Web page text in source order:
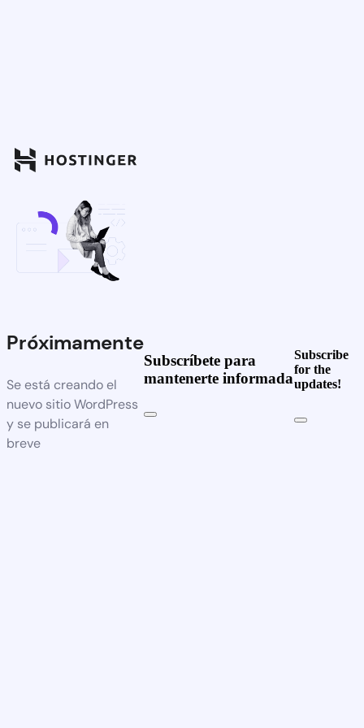
Próximamente
Se está creando el
nuevo sitio WordPress
y se publicará en
breve
Subscríbete para
mantenerte informada
Subscribe
for the
updates!